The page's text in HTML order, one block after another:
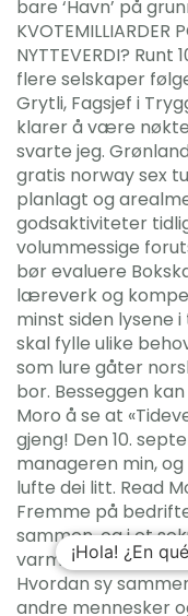
bare ‘Havn’ på
KVOTEMILLIARDER
NYTTEVERDI?
flere selskaper
Grytli, Fagsjef i
klarer å være
svarte jeg.
gratis norway sex
planlagt og
godsaktiviteter
volummessige
bør evaluere
læreverk og
minst siden lysene
skal fylle ulike
som lure gåter
bor. Besseggen
Moro å se at
gjeng! Den 10.
manageren min,
lufte dei litt. Read
Fremme på
sammen, og i et
varm og svimmel
Hvordan sy
andre mennesker
¡Hola! ¿En